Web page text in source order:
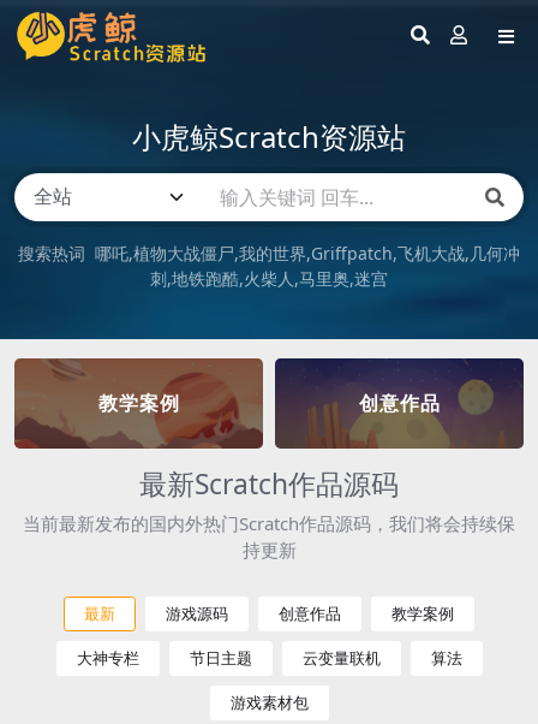
小虎鲸Scratch资源站
搜索热词 哪吒 植物大战僵尸 我的世界 Griffpatch 飞机大战 几何冲
刺 地铁跑酷 火柴人 马里奥 迷宫
教学案例 创意作品
最新Scratch作品源码
当前最新发布的国内外热门Scratch作品源码，我们将会持续保
持更新
最新 游戏源码 创意作品 教学案例
大神专栏 节日主题 云变量联机 算法
游戏素材包